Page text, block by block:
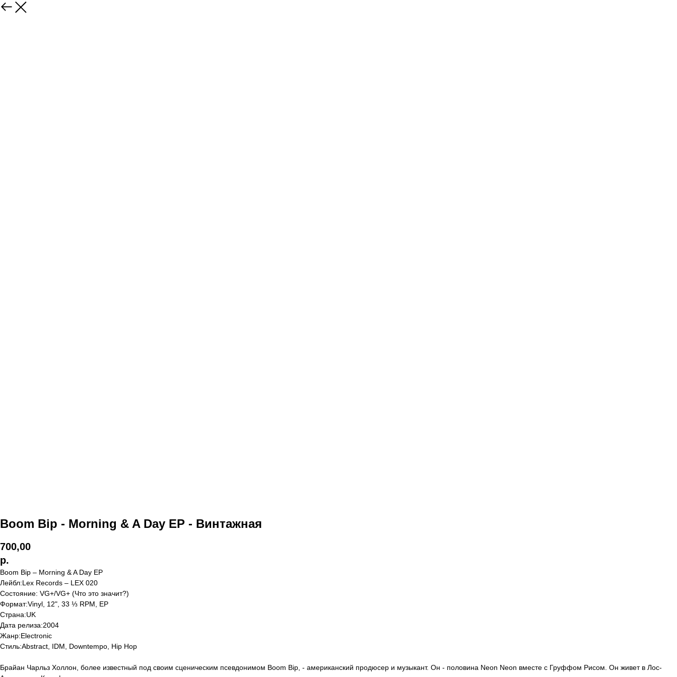
Boom Bip - Morning & A Day EP - Винтажная
700,00
р.
Boom Bip ‎– Morning & A Day EP
Лейбл:Lex Records ‎– LEX 020
Состояние: VG+/VG+ (Что это значит?)
Формат:Vinyl, 12", 33 ⅓ RPM, EP
Страна:UK
Дата релиза:2004
Жанр:Electronic
Стиль:Abstract, IDM, Downtempo, Hip Hop
Брайан Чарльз Холлон, более известный под своим сценическим псевдонимом Boom Bip, - американский продюсер и музыкант. Он - половина Neon Neon вместе с Груффом Рисом. Он живет в Лос-